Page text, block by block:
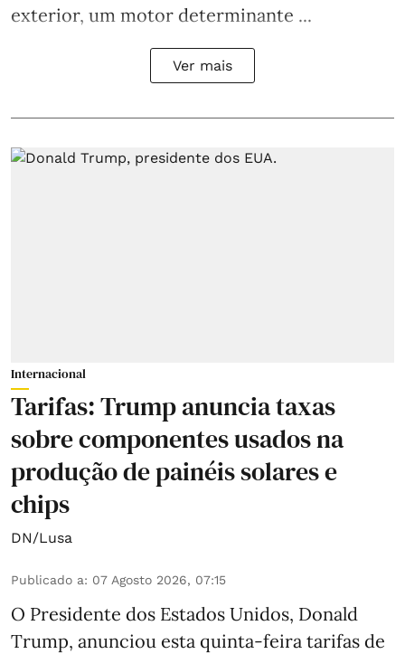
exterior, um motor determinante ...
Ver mais
Internacional
Tarifas: Trump anuncia taxas
sobre componentes usados na
produção de painéis solares e
chips
DN/Lusa
Publicado a: 07 Agosto 2026, 07:15
O Presidente dos Estados Unidos, Donald
Trump, anunciou esta quinta-feira tarifas de